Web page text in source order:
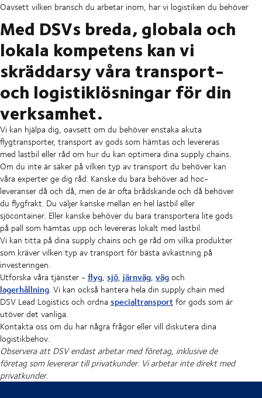
Oavsett vilken bransch du arbetar inom, har vi logistiken du behöver
Med DSVs breda, globala och
lokala kompetens kan vi
skräddarsy våra transport-
och logistiklösningar för din
verksamhet.
Vi kan hjälpa dig, oavsett om du behöver enstaka akuta
flygtransporter, transport av gods som hämtas och levereras
med lastbil eller råd om hur du kan optimera dina supply chains.
Om du inte är säker på vilken typ av transport du behöver kan
våra experter ge dig råd. Kanske du bara behöver ad hoc-
leveranser då och då, men de är ofta brådskande och då behöver
du flygfrakt. Du väljer kanske mellan en hel lastbil eller
sjöcontainer. Eller kanske behöver du bara transportera lite gods
på pall som hämtas upp och levereras lokalt med lastbil.
Vi kan titta på dina supply chains och ge råd om vilka produkter
som kräver vilken typ av transport för bästa avkastning på
investeringen.
Utforska våra tjänster - flyg, sjö, järnväg, vägoch
lagerhållning. Vi kan också hantera hela din supply chain med
DSV Lead Logistics och ordna specialtransportför gods som är
utöver det vanliga.
Kontakta oss om du har några frågor eller vill diskutera dina
logistikbehov.
Observera att DSV endast arbetar med företag, inklusive de
företag som levererar till privatkunder. Vi arbetar inte direkt med
privatkunder.